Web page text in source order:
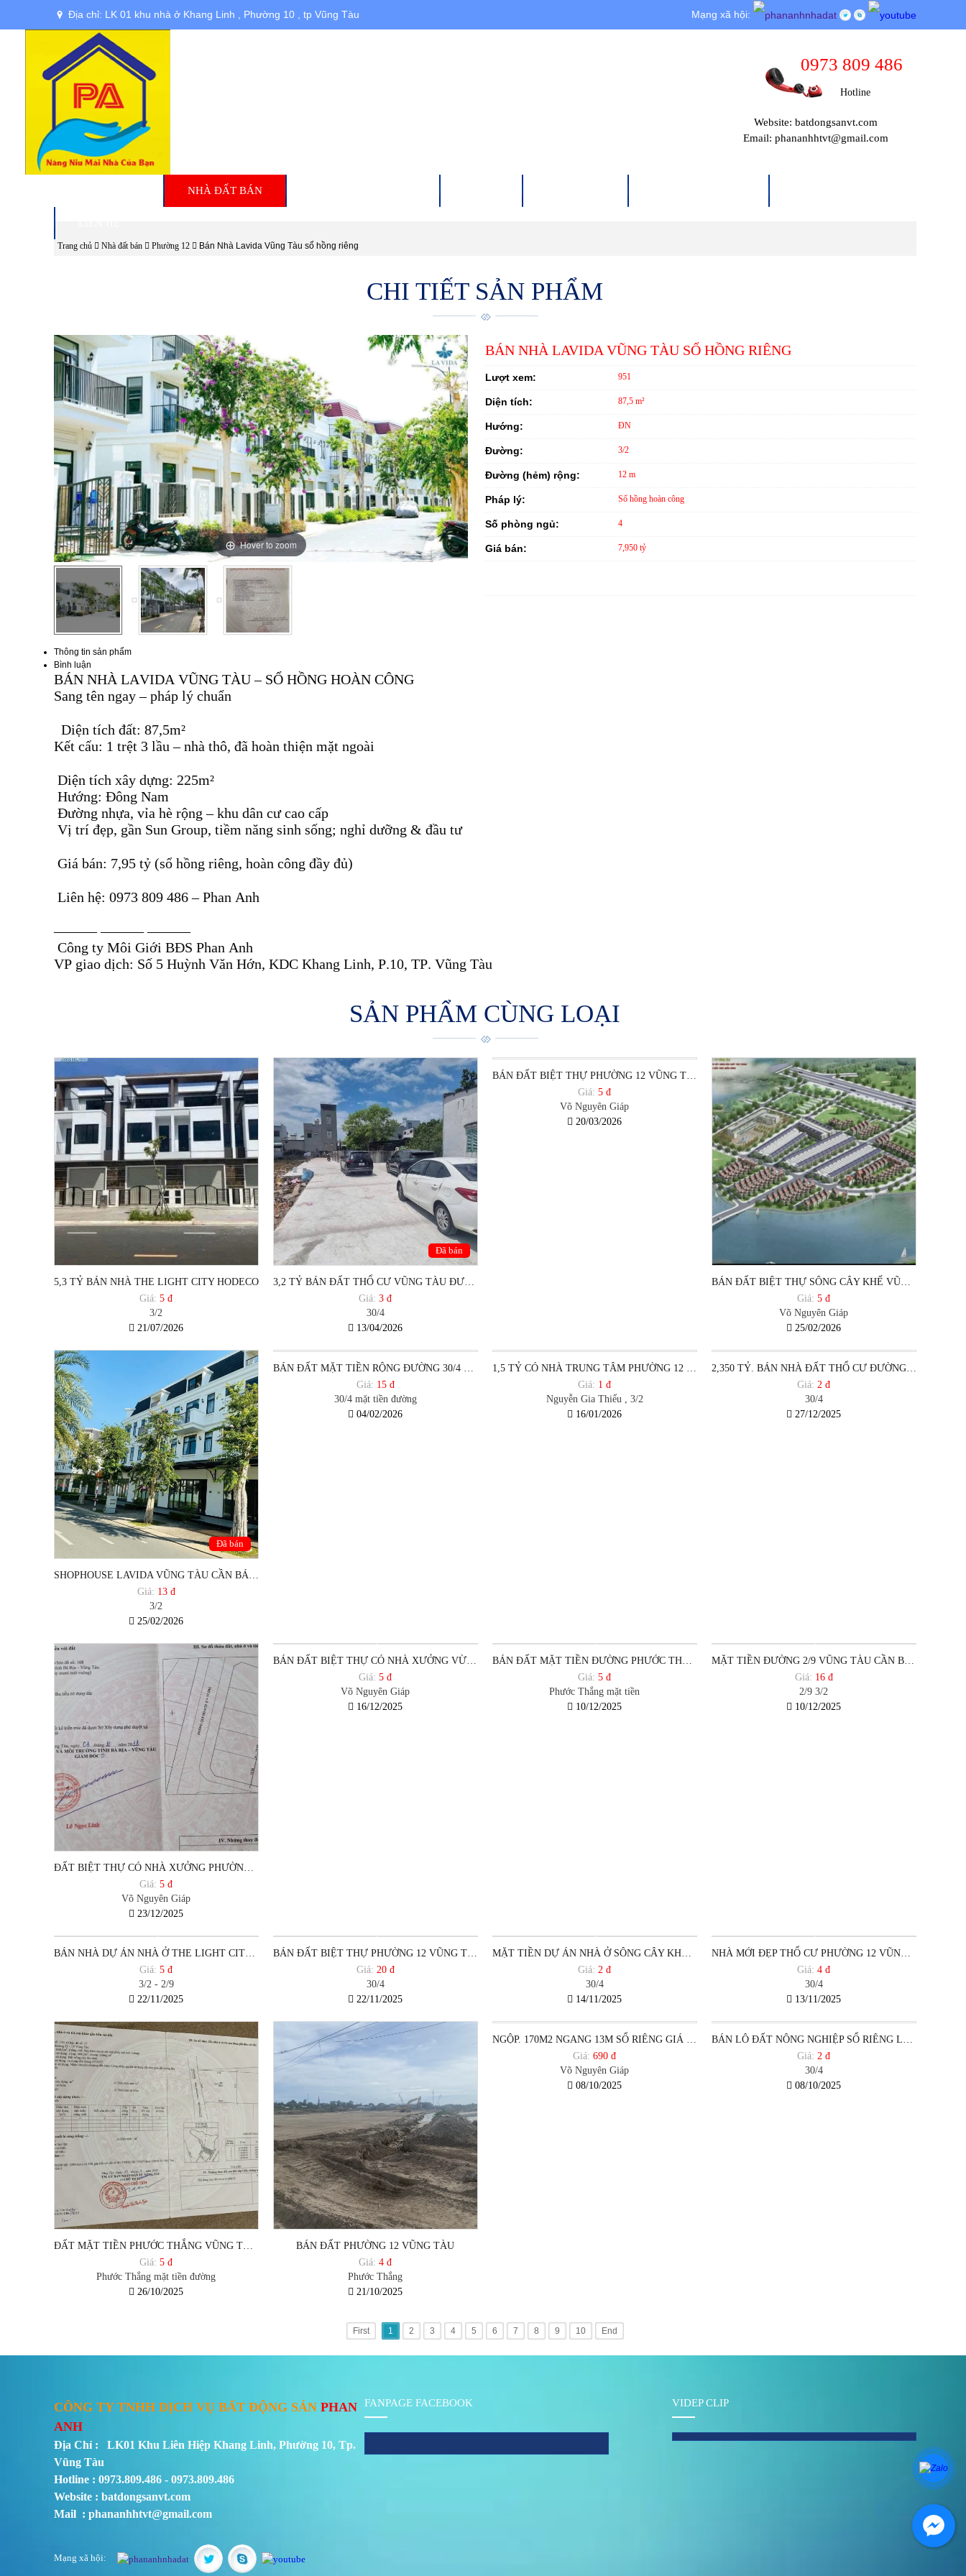
Địa chỉ: LK 01 khu nhà ở Khang Linh , Phường 10 , tp Vũng Tàu Mạng xã hội:
0973 809 486
Hotline
Website: batdongsanvt.com
Email: phananhhtvt@gmail.com
NHÀ ĐẤT BÁN
Trang chủ Nhà đất bán Phường 12 Bán Nhà Lavida Vũng Tàu sổ hồng riêng
CHI TIẾT SẢN PHẨM
Hover to zoom
BÁN NHÀ LAVIDA VŨNG TÀU SỔ HỒNG RIÊNG
Lượt xem: 951
Diện tích: 87,5 m²
Hướng: ĐN
Đường: 3/2
Đường (hẻm) rộng: 12 m
Pháp lý: Sổ hồng hoàn công
Số phòng ngủ: 4
Giá bán: 7,950 tỷ
Thông tin sản phẩm
Bình luận
BÁN NHÀ LAVIDA VŨNG TÀU – SỔ HỒNG HOÀN CÔNG
Sang tên ngay – pháp lý chuẩn
Diện tích đất: 87,5m²
Kết cấu: 1 trệt 3 lầu – nhà thô, đã hoàn thiện mặt ngoài
Diện tích xây dựng: 225m²
Hướng: Đông Nam
Đường nhựa, vỉa hè rộng – khu dân cư cao cấp
Vị trí đẹp, gần Sun Group, tiềm năng sinh sống; nghỉ dưỡng & đầu tư
Giá bán: 7,95 tỷ (sổ hồng riêng, hoàn công đầy đủ)
Liên hệ: 0973 809 486 – Phan Anh
——— ——— ———
Công ty Môi Giới BĐS Phan Anh
VP giao dịch: Số 5 Huỳnh Văn Hớn, KDC Khang Linh, P.10, TP. Vũng Tàu
SẢN PHẨM CÙNG LOẠI
5,3 TỶ BÁN NHÀ THE LIGHT CITY HODECO
Giá: 5 đ
3/2
21/07/2026
Đã bán
3,2 TỶ BÁN ĐẤT THỔ CƯ VŨNG TÀU ĐƯỜNG 30/4 - A3 PHƯỜNG 12 VŨNG TÀU
Giá: 3 đ
30/4
13/04/2026
BÁN ĐẤT BIỆT THỰ PHƯỜNG 12 VŨNG TÀU VIEW SÔNG CÂY KHẾ
Giá: 5 đ
Võ Nguyên Giáp
20/03/2026
BÁN ĐẤT BIỆT THỰ SÔNG CÂY KHẾ VŨNG TÀU GIÁ RẺ ĐẦU TƯ
Giá: 5 đ
Võ Nguyên Giáp
25/02/2026
Đã bán
Giá: 13 đ
3/2
25/02/2026
BÁN ĐẤT MẶT TIỀN RỘNG ĐƯỜNG 30/4 VŨNG TÀU 300M2 15,9 TỶ THƯƠNG LƯỢNG 2026
Giá: 15 đ
30/4 mặt tiền đường
04/02/2026
1,5 TỶ CÓ NHÀ TRUNG TÂM PHƯỜNG 12 VŨNG TÀU
Giá: 1 đ
Nguyễn Gia Thiểu , 3/2
16/01/2026
2,350 TỶ. BÁN NHÀ ĐẤT THỔ CƯ ĐƯỜNG 30/4 PHƯỜNG 12 VŨNG TÀU
Giá: 2 đ
30/4
27/12/2025
ĐẤT BIỆT THỰ CÓ NHÀ XƯỞNG PHƯỜNG 12 VŨNG TÀU GIÁ SIÊU HỜI 20TR/M2
Giá: 5 đ
Võ Nguyên Giáp
23/12/2025
BÁN ĐẤT BIỆT THỰ CÓ NHÀ XƯỞNG VỪA CHO THU NHẬP HÀNG THÁNG VỪA SINH LỜI CAO NGAY KHI XUỐNG TIỀN TẠI T
Giá: 5 đ
Võ Nguyên Giáp
16/12/2025
BÁN ĐẤT MẶT TIỀN ĐƯỜNG PHƯỚC THẮNG P12 VŨNG TÀU
Giá: 5 đ
Phước Thắng mặt tiền
10/12/2025
MẶT TIỀN ĐƯỜNG 2/9 VŨNG TÀU CẦN BÁN ĐẤT
Giá: 16 đ
2/9 3/2
10/12/2025
BÁN NHÀ DỰ ÁN NHÀ Ở THE LIGHT CITY - HODECO VŨNG TÀU - TRỤC CHÍNH
Giá: 5 đ
3/2 - 2/9
22/11/2025
BÁN ĐẤT BIỆT THỰ PHƯỜNG 12 VŨNG TÀU
Giá: 20 đ
30/4
22/11/2025
MẶT TIỀN DỰ ÁN NHÀ Ở SÔNG CÂY KHẾ PHƯỜNG 12 VŨNG TÀU CẦN BÁN
Giá: 2 đ
30/4
14/11/2025
NHÀ MỚI ĐẸP THỔ CƯ PHƯỜNG 12 VŨNG TÀU GIÁ DƯỚI DƯỚI 5 TỶ
Giá: 4 đ
30/4
13/11/2025
ĐẤT MẶT TIỀN PHƯỚC THẮNG VŨNG TÀU GIÁ ĐẦU TƯ
Giá: 5 đ
Phước Thắng mặt tiền đường
26/10/2025
BÁN ĐẤT PHƯỜNG 12 VŨNG TÀU
Giá: 4 đ
Phước Thắng
21/10/2025
NGỘP. 170M2 NGANG 13M SỔ RIÊNG GIÁ DƯỚI 1 TỶ PHƯỜNG 12 VŨNG TÀU
Giá: 690 đ
Võ Nguyên Giáp
08/10/2025
BÁN LÔ ĐẤT NÔNG NGHIỆP SỔ RIÊNG LÊN ĐƯỢC THỔ CƯ HẺM XE HƠI.
Giá: 2 đ
30/4
08/10/2025
First 1 2 3 4 5 6 7 8 9 10 End
CÔNG TY TNHH DỊCH VỤ BẤT ĐỘNG SẢNPHAN
ANH
Địa Chỉ : LK01 Khu Liên Hiệp Khang Linh, Phường 10, Tp.
Vũng Tàu
Hotline : 0973.809.486 - 0973.809.486
Website : batdongsanvt.com
Mail : phananhhtvt@gmail.com
Mạng xã hội:
FANPAGE FACEBOOK VIDEP CLIP